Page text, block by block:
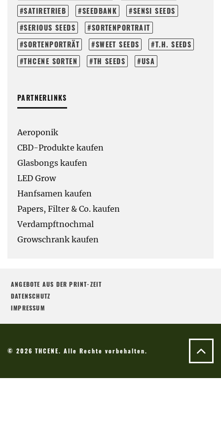
SATIRETRIEB
SEEDBANK
SENSI SEEDS
SERIOUS SEEDS
SORTENPORTRAIT
SORTENPORTRÄT
SWEET SEEDS
T.H. SEEDS
THCENE SORTEN
TH SEEDS USA
PARTNERLINKS
Aeroponik
CBD-Produkte kaufen
Glasbongs kaufen
LED Grow
Hanfsamen kaufen
Papers, Filter & Co. kaufen
Verdampftnochmal
Growschrank kaufen
ANGEBOTE AUS DER PRINT-ZEIT
DATENSCHUTZ
IMPRESSUM
© 2026 THCENE. Alle Rechte vorbehalten.